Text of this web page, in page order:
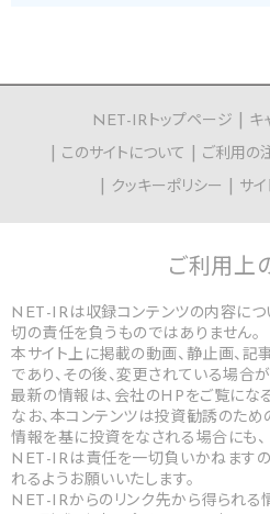
NET-IRトップページ キ
このサイトについて
ご利用の
クッキーポリシー
サイ
ご利用上
NET-IRは収録コンテンツの内容につ
切の責任を負うものではありません。
本サイト上に掲載の動画、静止画、記
であり、その後、変更されている場合が
最新の情報は、会社のHPをご覧にな
なお、本コンテンツは投資勧誘のため
情報を基に投資をなされる場合にも、
NET-IRは責任を一切負いかねますの
れるようお願いいたします。
NET-IRからのリンク先から得られる